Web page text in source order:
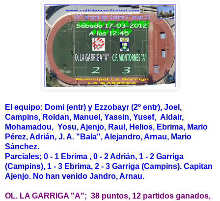
El equipo: Domi (entr) y Ezzobayr (2º entr), Joel,
Campins, Roldan, Manuel, Yassin, Yusef, Aldair,
Mohamadou, Yosu, Ajenjo, Raul, Helios, Ebrima, Mario
Pérez, Adrián, J. A. "Bala", Alejandro, Arnau, Mario
Sánchez.
Parciales; 0 - 1 Ebrima , 0 - 2 Adrián, 1 - 2 Garriga
(Campins), 1 - 3 Ebrima, 2 - 3 Garriga (Campins). Capitan
Ajenjo. No han venido Jandro, Arnau.
OL. LA GARRIGA "A"; 38 puntos, 12 partidos ganados,